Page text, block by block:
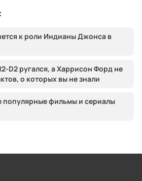
к роли Индианы Джонса в
D2 ругался, а Харрисон Форд не
о которых вы не знали
популярные фильмы и сериалы